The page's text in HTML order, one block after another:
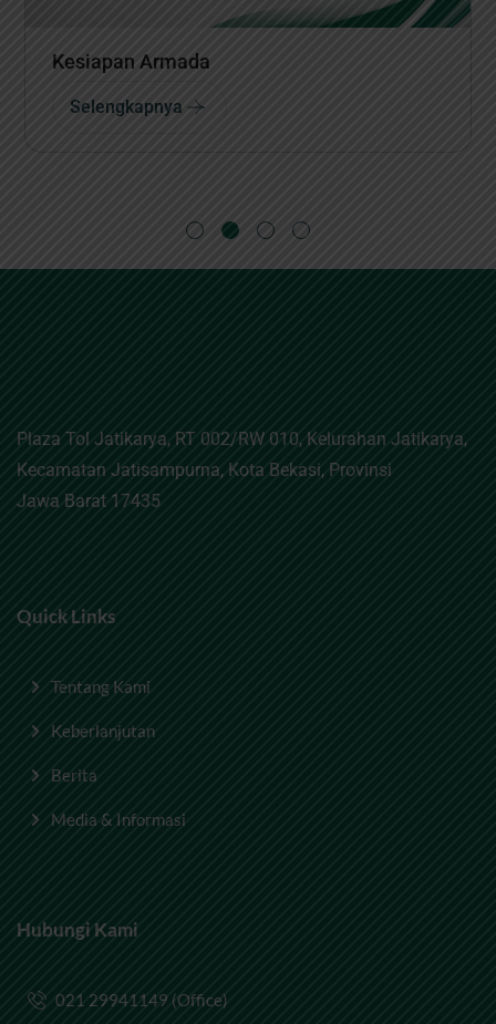
Siaran Pers
Selengkapnya
Plaza Tol Jatikarya, RT 002/RW 010, Kelurahan Jatikarya,
Kecamatan Jatisampurna, Kota Bekasi, Provinsi
Jawa Barat 17435
Quick Links
Tentang Kami
Keberlanjutan
Berita
Media & Informasi
Hubungi Kami
021 29941149 (Office)